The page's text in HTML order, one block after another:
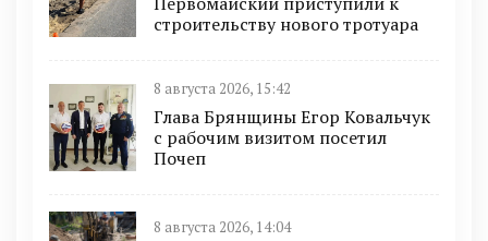
строительству нового тротуара
8 августа 2026, 15:42
Глава Брянщины Егор Ковальчук
с рабочим визитом посетил
Почеп
8 августа 2026, 14:04